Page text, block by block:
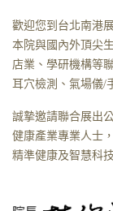
歡迎您到台北南港
本院與國內外頂尖
店業、學研機構等
耳穴檢測、氣場儀/
誠摯邀請聯合展出
健康產業專業人士
精準健康及智慧科